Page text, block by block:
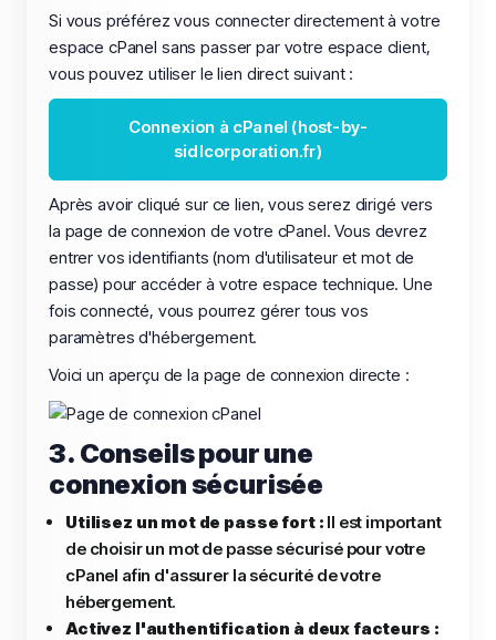
Si vous préférez vous connecter directement à votre
espace cPanel sans passer par votre espace client,
vous pouvez utiliser le lien direct suivant :
Connexion à cPanel (host-by-
sidlcorporation.fr)
Après avoir cliqué sur ce lien, vous serez dirigé vers
la page de connexion de votre cPanel. Vous devrez
entrer vos identifiants (nom d'utilisateur et mot de
passe) pour accéder à votre espace technique. Une
fois connecté, vous pourrez gérer tous vos
paramètres d'hébergement.
Voici un aperçu de la page de connexion directe :
3. Conseils pour une
connexion sécurisée
Utilisez un mot de passe fort : Il est important
de choisir un mot de passe sécurisé pour votre
cPanel afin d'assurer la sécurité de votre
hébergement.
Activez l'authentification à deux facteurs :